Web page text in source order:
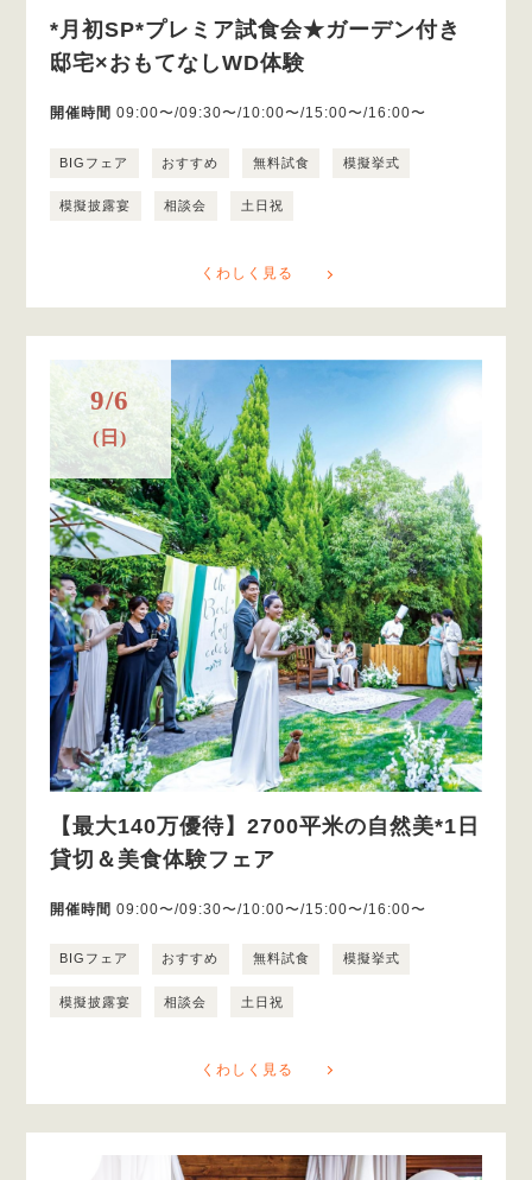
*月初SP*プレミア試食会★ガーデン付き
邸宅×おもてなしWD体験
開催時間 09:00〜/09:30〜/10:00〜/15:00〜/16:00〜
BIGフェア おすすめ 無料試食 模擬挙式
模擬披露宴 相談会 土日祝
くわしく見る
9/6
(日)
【最大140万優待】2700平米の自然美*1日
貸切＆美食体験フェア
開催時間 09:00〜/09:30〜/10:00〜/15:00〜/16:00〜
BIGフェア おすすめ 無料試食 模擬挙式
模擬披露宴 相談会 土日祝
くわしく見る